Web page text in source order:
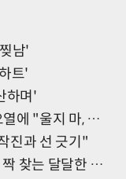
남'
트'
하며'
지 마, 애기야"
진과 선 긋기"
달한 대결 흥했다